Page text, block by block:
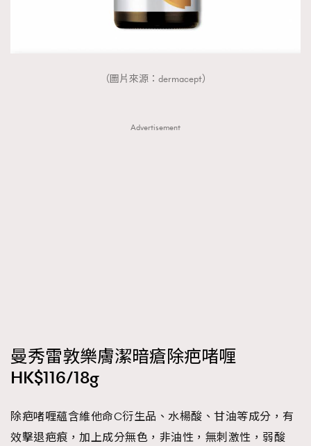
AFrenchMind
DressLikeAParisienne
（圖片來源：dermacept）
Advertisement
曼秀雷敦樂膚潔暗瘡除疤啫喱
HK$116/18g
除疤啫喱蘊含維他命C衍生品、水楊酸、甘油等成分，有
效擊退疤痕，加上成分無色，非油性，無刺激性，弱酸